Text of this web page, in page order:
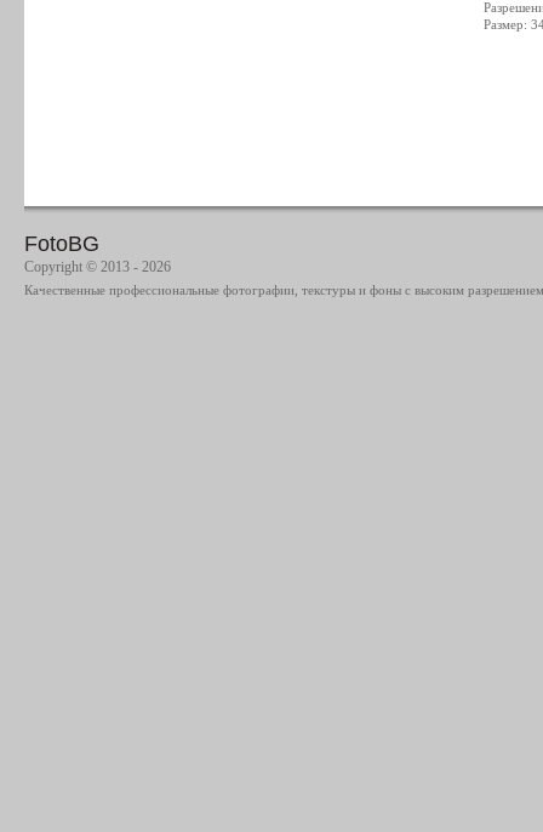
Размер:
FotoBG
Copyright © 2013 - 2026
Качественные профессиональные фотографии, текстуры и фоны с высоким разрешением